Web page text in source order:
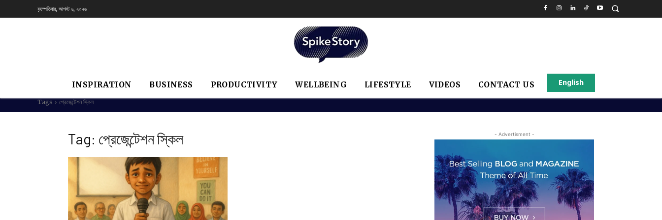
বৃহস্পতিবার, আগস্ট ৬, ২০২৬
INSPIRATION BUSINESS PRODUCTIVITY WELLBEING LIFESTYLE VIDEOS CONTACT US English
Tags প্রেজেন্টেশন স্কিল
Tag: প্রেজেন্টেশন স্কিল - Advertisment -